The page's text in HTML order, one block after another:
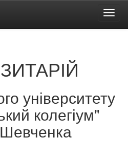
університету
колегіум"